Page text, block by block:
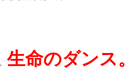
生命のダンス。